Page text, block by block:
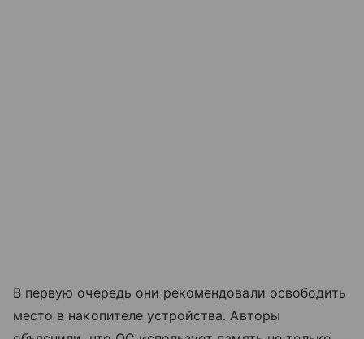
В первую очередь они рекомендовали освободить
место в накопителе устройства. Авторы